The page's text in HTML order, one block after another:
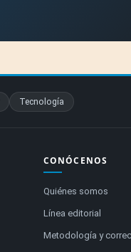
Tecnología
CONÓCENOS
Quiénes somos
Línea editorial
Metodología y